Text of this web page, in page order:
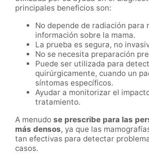
principales beneficios son:
No depende de radiación para
información sobre la mama.
La prueba es segura, no
No se necesita preparación
Puede ser utilizada para
quirúrgicamente, cuando un
síntomas específicos.
Ayudar a monitorizar el
tratamiento.
A menudo se prescribe para las
más densos, ya que las
tan efectivas para detectar
casos.